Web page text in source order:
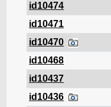
id10474
id10471
id10470
id10468
id10437
id10436